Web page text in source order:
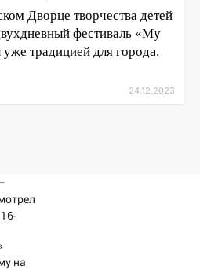
Дворце творчества детей
фестиваль «My
традицией для города.
24.12.2023
на